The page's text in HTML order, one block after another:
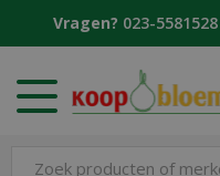
Vragen? 023-5581528